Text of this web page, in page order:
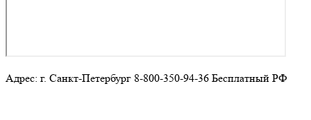
Адрес: г. Санкт-Петербург 8-800-350-94-36 Бесплатный РФ